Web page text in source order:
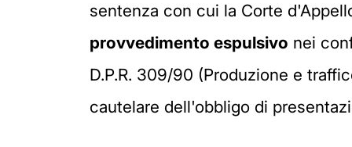
sentenza con cui la Corte
provvedimento espulsivo nei
D.P.R. 309/90 (Produzione e
cautelare dell'obbligo di